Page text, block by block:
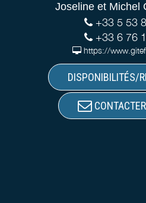
Joseline et Michel
+33 5 53
+33 6 76
https://
DISPONIBILITÉS/